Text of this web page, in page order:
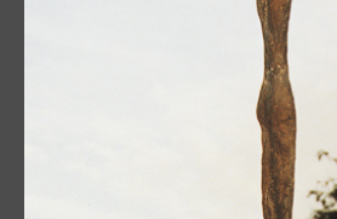
Engel der Verfolgten